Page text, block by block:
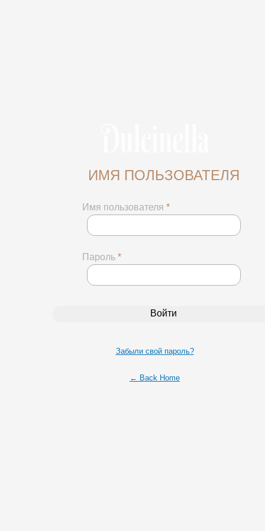
ИМЯ ПОЛЬЗОВАТЕЛЯ
Имя пользователя *
Пароль *
Забыли свой пароль?
← Back Home